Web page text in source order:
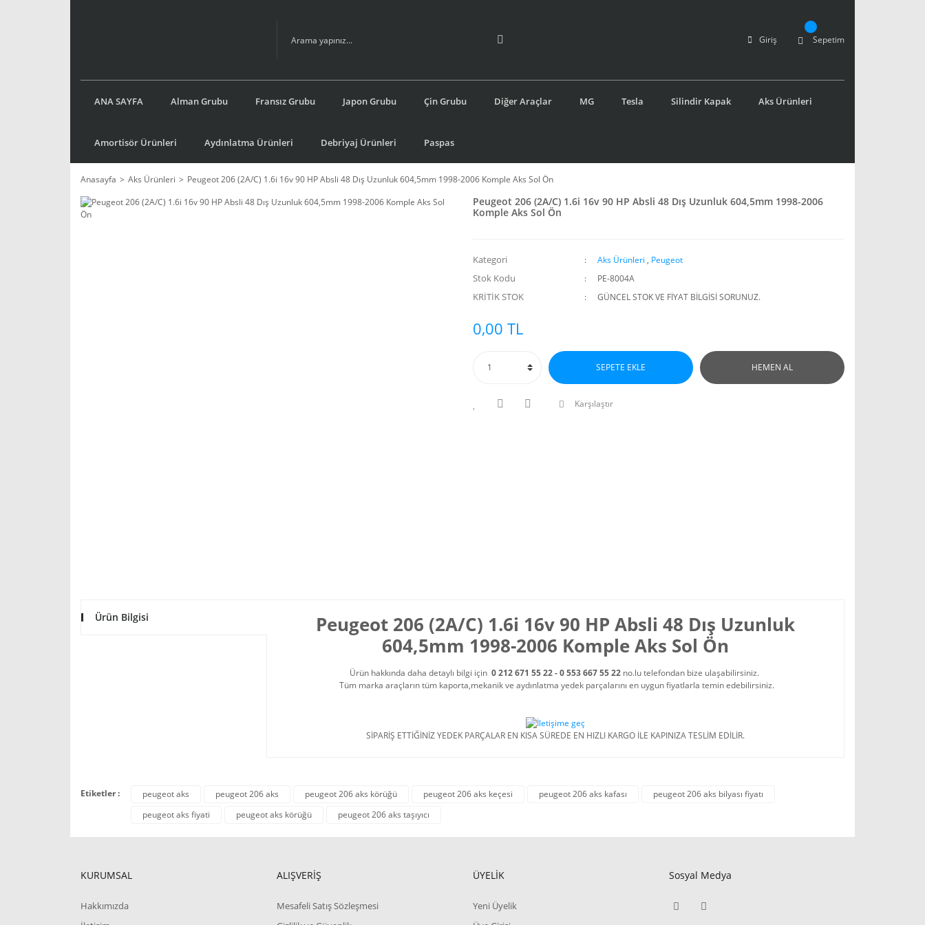
Giriş Sepetim
ANA SAYFA Alman Grubu Fransız Grubu Japon Grubu Çin Grubu Diğer Araçlar MG Tesla Silindir Kapak Aks Ürünleri
Amortisör Ürünleri Aydınlatma Ürünleri Debriyaj Ürünleri Paspas
Anasayfa Aks Ürünleri Peugeot 206 (2A/C) 1.6i 16v 90 HP Absli 48 Dış Uzunluk 604,5mm 1998-2006 Komple Aks Sol Ön
Peugeot 206 (2A/C) 1.6i 16v 90 HP Absli 48 Dış Uzunluk 604,5mm 1998-2006
Komple Aks Sol Ön
Kategori Aks Ürünleri , Peugeot
Stok Kodu PE-8004A
KRİTİK STOK GÜNCEL STOK VE FİYAT BİLGİSİ SORUNUZ.
0,00 TL
SEPETE EKLE HEMEN AL
Karşılaştır
Ürün Bilgisi
Peugeot 206 (2A/C) 1.6i 16v 90 HP Absli 48 Dış Uzunluk
604,5mm 1998-2006 Komple Aks Sol Ön
Ürün hakkında daha detaylı bilgi için 0 212 671 55 22 - 0 553 667 55 22 no.lu telefondan bize ulaşabilirsiniz.
Tüm marka araçların tüm kaporta,mekanik ve aydınlatma yedek parçalarını en uygun fiyatlarla temin edebilirsiniz.
SİPARİŞ ETTİĞİNİZ YEDEK PARÇALAR EN KISA SÜREDE EN HIZLI KARGO İLE KAPINIZA TESLİM EDİLİR.
Etiketler : peugeot aks peugeot 206 aks peugeot 206 aks körüğü peugeot 206 aks keçesi peugeot 206 aks kafası
peugeot 206 aks bilyası fiyatı
peugeot aks fiyati
peugeot aks körüğü peugeot 206 aks taşıyıcı
KURUMSAL
Hakkımızda
ALIŞVERİŞ
Mesafeli Satış Sözleşmesi
ÜYELİK
Yeni Üyelik
Sosyal Medya